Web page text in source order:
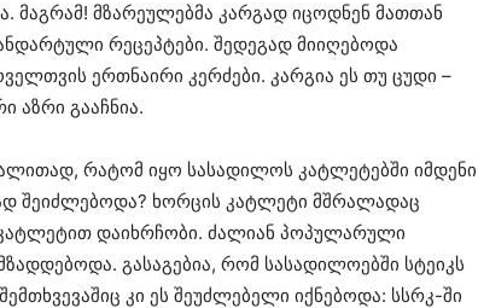
მაგრამ! მზარეულებმა კარგად იცოდნენ მათთან
რეცეპტები. შედეგად მიიღებოდა
ერთნაირი კერძები. კარგია ეს თუ ცუდი –
აზრი გააჩნია.
რატომ იყო სასადილოს კატლეტებში იმდენი
შეიძლებოდა? ხორცის კატლეტი მშრალადაც
დაიხრჩობი. ძალიან პოპულარული
გასაგებია, რომ სასადილოებში სტეიკს
კი ეს შეუძლებელი იქნებოდა: სსრკ-ში